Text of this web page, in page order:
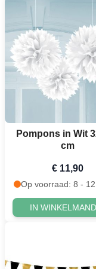
Pompons in Wit
cm
€ 11,90
Op voorraad: 8 -
IN WINKELMAND